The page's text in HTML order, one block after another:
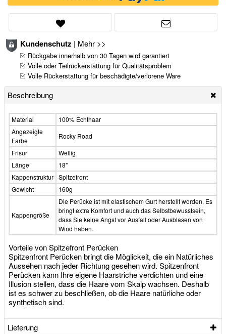
Kundenschutz | Mehr >>
Rückgabe innerhalb von 30 Tagen wird garantiert
Volle oder Teilrückerstattung für Qualitätsproblem
Volle Rückerstattung für beschädigte/verlorene Ware
Beschreibung
Material
100% Echthaar
Angezeigte
Farbe
Rocky Road
Frisur
Wellig
Länge
18"
Kappenstruktur Spitzefront
Gewicht
160g
Kappengröße
Die Perücke ist mit elastischem Gurt herstellt worden. Es
bringt extra Komfort und auch das Selbstbewusstsein,
dass Sie keine Angst vor Ausfall oder Ausblasen von
Wind haben.
Vorteile von Spitzefront Perücken
Spitzenfront Perücken bringt die Möglickeit, die ein Natürliches
Aussehen nach jeder Richtung gesehen wird. Spitzenfront
Perücken kann Ihre eigene Haarstriche verdichten und eine
Illusion stellen, dass die Haare vom Skalp wachsen. Deshalb
ist es schwer zu beschließen, ob die Haare natürliche oder
synthetisch sind.
Lieferung